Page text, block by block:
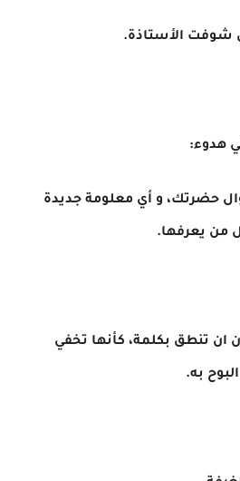
شوفت الأستاذة.
هدوء:
حضرتك، و أي معلومة جديدة
من يعرفها.
ان تنطق بكلمة، كأنها تخفي
به.